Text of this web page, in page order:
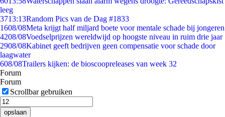
leeg
3713:13Random Pics van de Dag #1833
1608/08Meta krijgt half miljard boete voor mentale schade bij jongeren
4208/08Voedselprijzen wereldwijd op hoogste niveau in ruim drie jaar
2908/08Kabinet geeft bedrijven geen compensatie voor schade door
laagwater
608/08Trailers kijken: de bioscoopreleases van week 32
Forum
Forum
Scrollbar gebruiken
opslaan